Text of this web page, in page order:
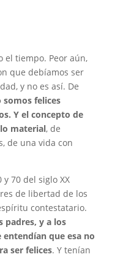
el tiempo. Peor aún,
que debíamos ser
y no es así. De
somos felices
Y el concepto de
material, de
de una vida con
y 70 del siglo XX
de libertad de los
contestatario.
padres, y a los
entendían que esa no
ser felices. Y tenían